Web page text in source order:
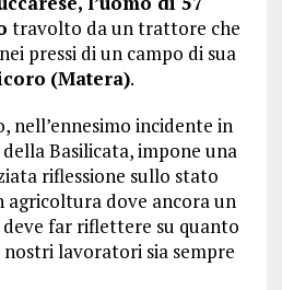
travolto da un trattore che
pressi di un campo di sua
(Matera).
nell’ennesimo incidente in
Basilicata, impone una
riflessione sullo stato
agricoltura dove ancora un
far riflettere su quanto
nostri lavoratori sia sempre